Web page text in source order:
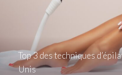
Top 3 des techniques
Unis